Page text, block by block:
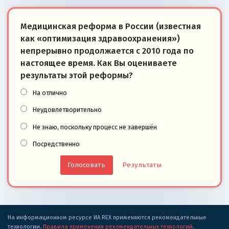
Медицинская реформа в России (известная
как «оптимизация здравоохранения»)
непрерывно продолжается с 2010 года по
настоящее время. Как Вы оцениваете
результаты этой реформы?
На отлично
Неудовлетворительно
Не знаю, поскольку процесс не завершён
Посредственно
Результаты
На информационном ресурсе ИА REX применяются рекомендательные
технологии. Правила применения рекомендательных технологий.